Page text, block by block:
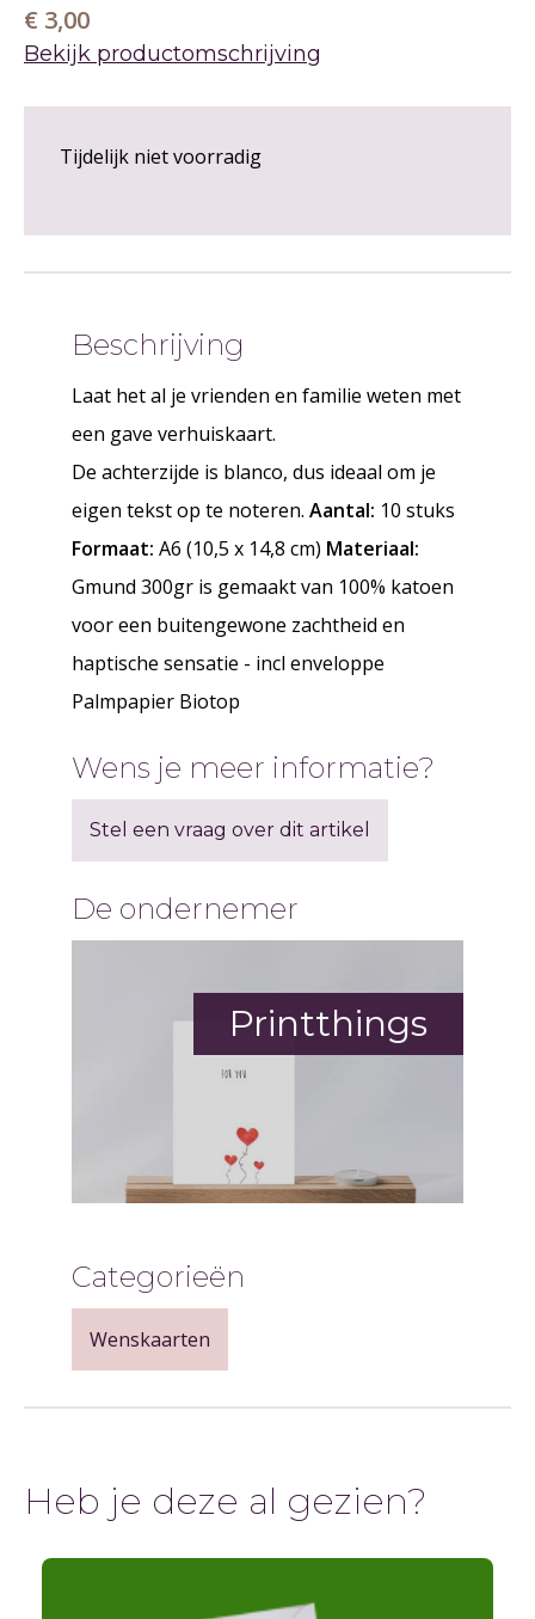
€ 3,00
Bekijk productomschrijving
Tijdelijk niet voorradig
Beschrijving
Laat het al je vrienden en familie weten met
een gave verhuiskaart.
De achterzijde is blanco, dus ideaal om je
eigen tekst op te noteren. Aantal: 10 stuks
Formaat: A6 (10,5 x 14,8 cm) Materiaal:
Gmund 300gr is gemaakt van 100% katoen
voor een buitengewone zachtheid en
haptische sensatie - incl enveloppe
Palmpapier Biotop
Wens je meer informatie?
Stel een vraag over dit artikel
De ondernemer
Printthings
Categorieën
Wenskaarten
Heb je deze al gezien?